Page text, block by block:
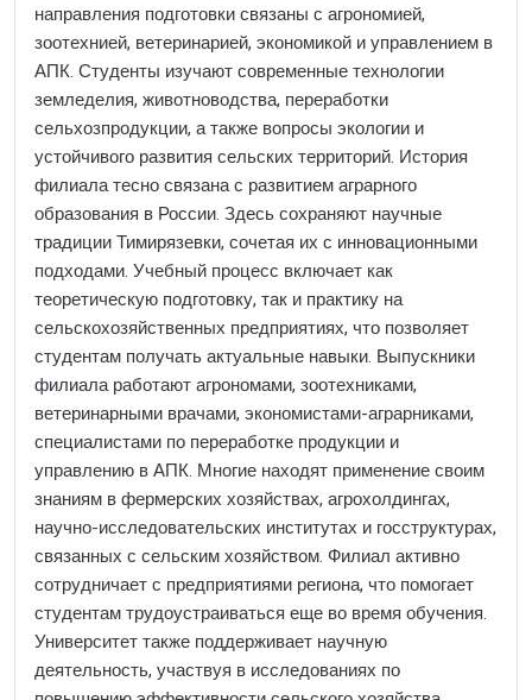
направления подготовки связаны с агрономией,
зоотехнией, ветеринарией, экономикой и управлением в
АПК. Студенты изучают современные технологии
земледелия, животноводства, переработки
сельхозпродукции, а также вопросы экологии и
устойчивого развития сельских территорий. История
филиала тесно связана с развитием аграрного
образования в России. Здесь сохраняют научные
традиции Тимирязевки, сочетая их с инновационными
подходами. Учебный процесс включает как
теоретическую подготовку, так и практику на
сельскохозяйственных предприятиях, что позволяет
студентам получать актуальные навыки. Выпускники
филиала работают агрономами, зоотехниками,
ветеринарными врачами, экономистами-аграрниками,
специалистами по переработке продукции и
управлению в АПК. Многие находят применение своим
знаниям в фермерских хозяйствах, агрохолдингах,
научно-исследовательских институтах и госструктурах,
связанных с сельским хозяйством. Филиал активно
сотрудничает с предприятиями региона, что помогает
студентам трудоустраиваться еще во время обучения.
Университет также поддерживает научную
деятельность, участвуя в исследованиях по